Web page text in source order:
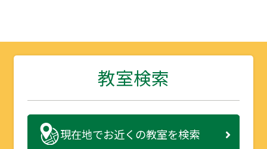
教室検索
現在地でお近くの教室を検索